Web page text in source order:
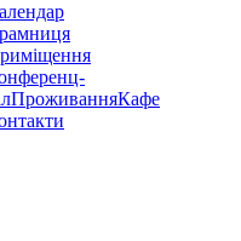
ПроживанняКафе